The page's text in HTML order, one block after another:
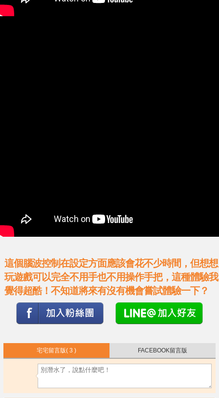
這個腦波控制在設定方面應該會花不少時間，但想想
玩遊戲可以完全不用手也不用操作手把，這種體驗我
覺得超酷！不知道將來有沒有機會嘗試體驗一下？
宅宅留言版( 3 ) FACEBOOK留言版